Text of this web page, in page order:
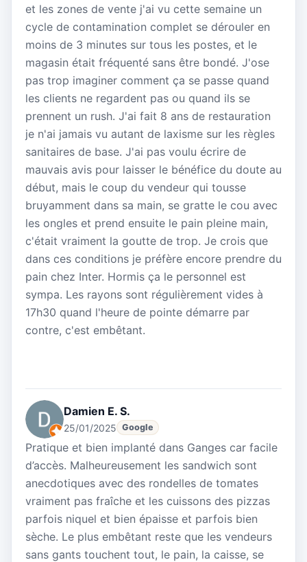
et les zones de vente j'ai vu cette semaine un
cycle de contamination complet se dérouler en
moins de 3 minutes sur tous les postes, et le
magasin était fréquenté sans être bondé. J'ose
pas trop imaginer comment ça se passe quand
les clients ne regardent pas ou quand ils se
prennent un rush. J'ai fait 8 ans de restauration
je n'ai jamais vu autant de laxisme sur les règles
sanitaires de base. J'ai pas voulu écrire de
mauvais avis pour laisser le bénéfice du doute au
début, mais le coup du vendeur qui tousse
bruyamment dans sa main, se gratte le cou avec
les ongles et prend ensuite le pain pleine main,
c'était vraiment la goutte de trop. Je crois que
dans ces conditions je préfère encore prendre du
pain chez Inter. Hormis ça le personnel est
sympa. Les rayons sont régulièrement vides à
17h30 quand l'heure de pointe démarre par
contre, c'est embêtant.
Damien E. S.
25/01/2025 Google
Pratique et bien implanté dans Ganges car facile
d’accès. Malheureusement les sandwich sont
anecdotiques avec des rondelles de tomates
vraiment pas fraîche et les cuissons des pizzas
parfois niquel et bien épaisse et parfois bien
sèche. Le plus embêtant reste que les vendeurs
sans gants touchent tout, le pain, la caisse, se